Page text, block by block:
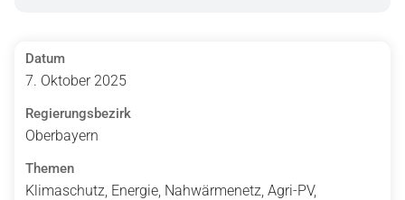
Datum
7. Oktober 2025
Regierungsbezirk
Oberbayern
Themen
Klimaschutz, Energie, Nahwärmenetz, Agri-PV,